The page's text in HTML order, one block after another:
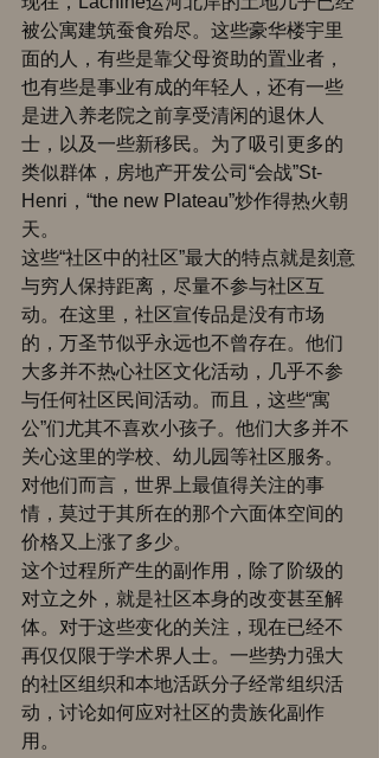
被公寓建筑蚕食殆尽。这些豪华楼宇里
面的人，有些是靠父母资助的置业者，
也有些是事业有成的年轻人，还有一些
是进入养老院之前享受清闲的退休人
士，以及一些新移民。为了吸引更多的
类似群体，房地产开发公司“会战”St-
Henri，“the new Plateau”炒作得热火朝
天。
这些“社区中的社区”最大的特点就是刻意
与穷人保持距离，尽量不参与社区互
动。在这里，社区宣传品是没有市场
的，万圣节似乎永远也不曾存在。他们
大多并不热心社区文化活动，几乎不参
与任何社区民间活动。而且，这些“寓
公”们尤其不喜欢小孩子。他们大多并不
关心这里的学校、幼儿园等社区服务。
对他们而言，世界上最值得关注的事
情，莫过于其所在的那个六面体空间的
价格又上涨了多少。
这个过程所产生的副作用，除了阶级的
对立之外，就是社区本身的改变甚至解
体。对于这些变化的关注，现在已经不
再仅仅限于学术界人士。一些势力强大
的社区组织和本地活跃分子经常组织活
动，讨论如何应对社区的贵族化副作
用。